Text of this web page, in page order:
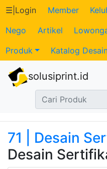
Katalog
Produk
Petugas
Transaksi
Tagihan
☰ Login Member
Nego
Artikel
Produk
Katalog
solusiprint.id
71 | Desain
Desain